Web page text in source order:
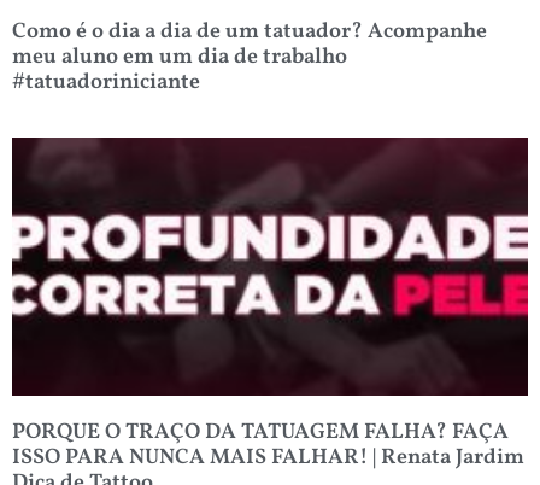
Como é o dia a dia de um tatuador? Acompanhe
meu aluno em um dia de trabalho
#tatuadoriniciante
PORQUE O TRAÇO DA TATUAGEM FALHA? FAÇA
ISSO PARA NUNCA MAIS FALHAR! | Renata Jardim